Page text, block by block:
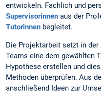
entwickeln. Fachlich und
Supervisorinnen aus der
Tutorinnen begleitet.
Die Projektarbeit setzt in
Teams eine dem gewählten
Hypothese erstellen und
Methoden überprüfen. Aus
anschließend Ideen zur